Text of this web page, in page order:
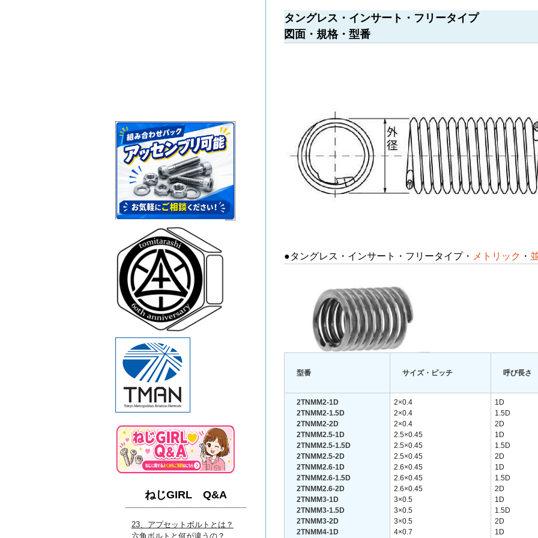
タングレス・インサート・フリータイプ
図面・規格・型番
●タングレス・インサート・フリータイプ・ メトリック ・
型番 サイズ・ピッチ 呼び長さ
2TNMM2-1D
2TNMM2-1.5D
2TNMM2-2D
2TNMM2.5-1D
2TNMM2.5-1.5D
2TNMM2.5-2D
2TNMM2.6-1D
2TNMM2.6-1.5D
2TNMM2.6-2D
2TNMM3-1D
2TNMM3-1.5D
2TNMM3-2D
2TNMM4-1D
2×0.4
2×0.4
2×0.4
2.5×0.45
2.5×0.45
2.5×0.45
2.6×0.45
2.6×0.45
2.6×0.45
3×0.5
3×0.5
3×0.5
4×0.7
1D
1.5D
2D
1D
1.5D
2D
1D
1.5D
2D
1D
1.5D
2D
1D
ねじGIRL Q&A
23、アプセットボルトとは？
六角ボルトと何が違うの？